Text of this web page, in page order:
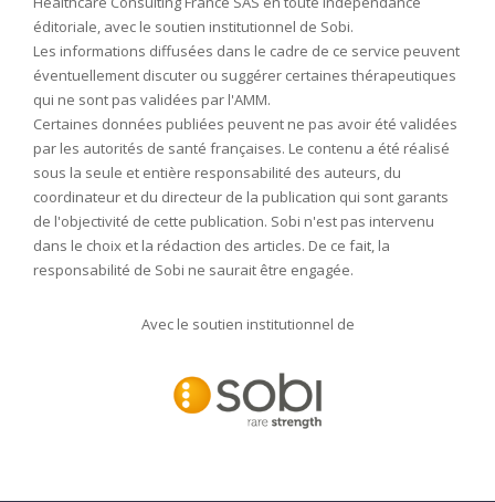
éditoriale, avec le soutien institutionnel de Sobi.
Les informations diffusées dans le cadre de ce service peuvent
éventuellement discuter ou suggérer certaines thérapeutiques
qui ne sont pas validées par l'AMM.
Certaines données publiées peuvent ne pas avoir été validées
par les autorités de santé françaises. Le contenu a été réalisé
sous la seule et entière responsabilité des auteurs, du
coordinateur et du directeur de la publication qui sont garants
de l'objectivité de cette publication. Sobi n'est pas intervenu
dans le choix et la rédaction des articles. De ce fait, la
responsabilité de Sobi ne saurait être engagée.
Avec le soutien institutionnel de